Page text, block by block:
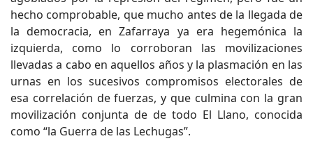
hecho comprobable, que mucho antes de la llegada de
la democracia, en Zafarraya ya era hegemónica la
izquierda, como lo corroboran las movilizaciones
llevadas a cabo en aquellos años y la plasmación en las
urnas en los sucesivos compromisos electorales de
esa correlación de fuerzas, y que culmina con la gran
movilización conjunta de de todo El Llano, conocida
como “la Guerra de las Lechugas”.